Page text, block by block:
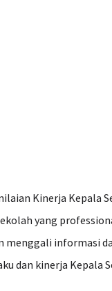
Kinerja
yang
menggali informasi
dan kinerja Kepala